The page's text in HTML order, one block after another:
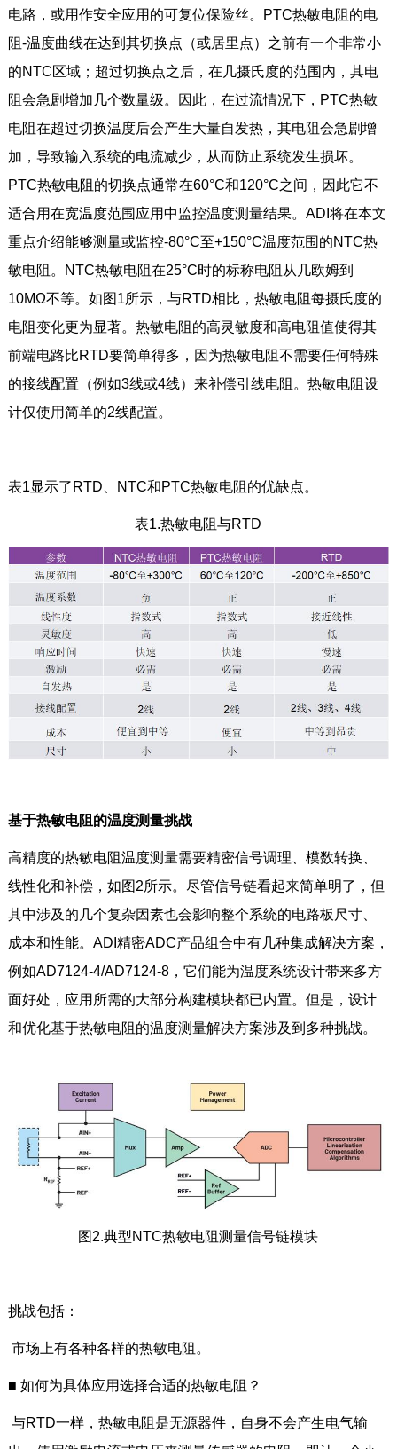
电路，或用作安全应用的可复位保险丝。PTC热敏电阻的电
阻-温度曲线在达到其切换点（或居里点）之前有一个非常小
的NTC区域；超过切换点之后，在几摄氏度的范围内，其电
阻会急剧增加几个数量级。因此，在过流情况下，PTC热敏
电阻在超过切换温度后会产生大量自发热，其电阻会急剧增
加，导致输入系统的电流减少，从而防止系统发生损坏。
PTC热敏电阻的切换点通常在60°C和120°C之间，因此它不
适合用在宽温度范围应用中监控温度测量结果。ADI将在本文
重点介绍能够测量或监控-80°C至+150°C温度范围的NTC热
敏电阻。NTC热敏电阻在25°C时的标称电阻从几欧姆到
10MΩ不等。如图1所示，与RTD相比，热敏电阻每摄氏度的
电阻变化更为显著。热敏电阻的高灵敏度和高电阻值使得其
前端电路比RTD要简单得多，因为热敏电阻不需要任何特殊
的接线配置（例如3线或4线）来补偿引线电阻。热敏电阻设
计仅使用简单的2线配置。
表1显示了RTD、NTC和PTC热敏电阻的优缺点。
表1.热敏电阻与RTD
基于热敏电阻的温度测量挑战
高精度的热敏电阻温度测量需要精密信号调理、模数转换、
线性化和补偿，如图2所示。尽管信号链看起来简单明了，但
其中涉及的几个复杂因素也会影响整个系统的电路板尺寸、
成本和性能。ADI精密ADC产品组合中有几种集成解决方案，
例如AD7124-4/AD7124-8，它们能为温度系统设计带来多方
面好处，应用所需的大部分构建模块都已内置。但是，设计
和优化基于热敏电阻的温度测量解决方案涉及到多种挑战。
图2.典型NTC热敏电阻测量信号链模块
挑战包括：
市场上有各种各样的热敏电阻。
■ 如何为具体应用选择合适的热敏电阻？
与RTD一样，热敏电阻是无源器件，自身不会产生电气输